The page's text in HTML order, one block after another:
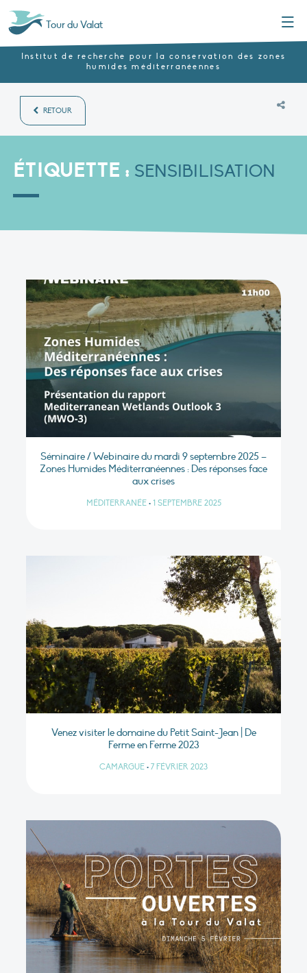
Tour du Valat
Institut de recherche pour la conservation des zones
humides méditerranéennes
RETOUR
ÉTIQUETTE : SENSIBILISATION
Séminaire / Webinaire du mardi 9 septembre 2025 –
Zones Humides Méditerranéennes : Des réponses face
aux crises
MÉDITERRANÉE • 1 SEPTEMBRE 2025
Venez visiter le domaine du Petit Saint-Jean | De
Ferme en Ferme 2023
CAMARGUE • 7 FÉVRIER 2023